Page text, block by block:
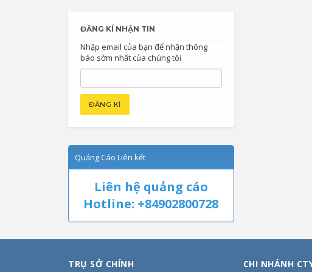
ĐĂNG KÍ NHẬN TIN
Nhập email của bạn để nhận thông
báo sớm nhất của chúng tôi
Quảng Cáo Liên kết
Liên hệ quảng cáo
Hotline: +84902800728
TRỤ SỞ CHÍNH CHI NHÁNH